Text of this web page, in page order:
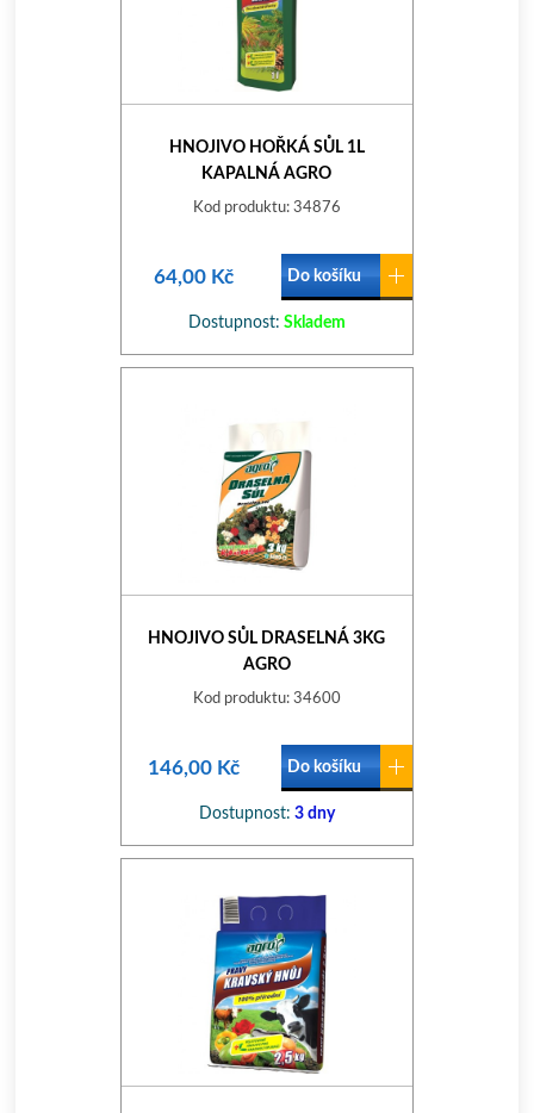
HNOJIVO HOŘKÁ SŮL 1L
KAPALNÁ AGRO
Kod produktu: 34876
64,00 Kč Do košíku
Dostupnost: Skladem
HNOJIVO SŮL DRASELNÁ 3KG
AGRO
Kod produktu: 34600
146,00 Kč Do košíku
Dostupnost: 3 dny